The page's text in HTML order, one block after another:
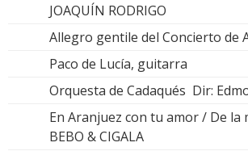
JOAQUÍN RODRIGO
Allegro gentile del Concierto de
Paco de Lucía, guitarra
Orquesta de Cadaqués Dir:
En Aranjuez con tu amor / De la
BEBO & CIGALA